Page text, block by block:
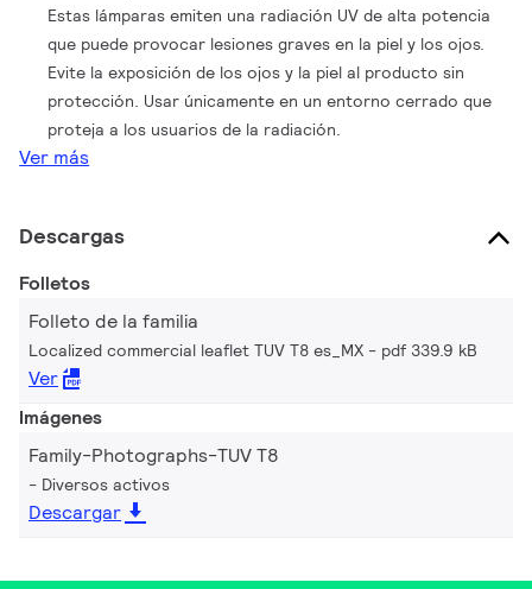
Estas lámparas emiten una radiación UV de alta potencia
que puede provocar lesiones graves en la piel y los ojos.
Evite la exposición de los ojos y la piel al producto sin
protección. Usar únicamente en un entorno cerrado que
proteja a los usuarios de la radiación.
Ver más
Descargas
Folletos
Folleto de la familia
Localized commercial leaflet TUV T8 es_MX pdf 339.9 kB
Ver
Imágenes
Family-Photographs-TUV T8
Diversos activos
Descargar